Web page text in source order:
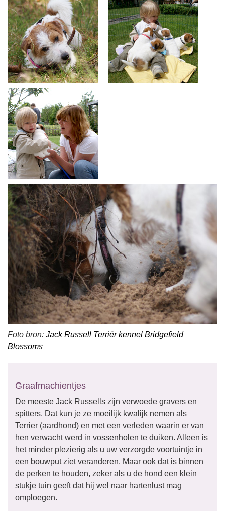
Foto bron: Jack Russell Terriër kennel Bridgefield
Blossoms
Graafmachientjes
De meeste Jack Russells zijn verwoede gravers en
spitters. Dat kun je ze moeilijk kwalijk nemen als
Terrier (aardhond) en met een verleden waarin er van
hen verwacht werd in vossenholen te duiken. Alleen is
het minder plezierig als u uw verzorgde voortuintje in
een bouwput ziet veranderen. Maar ook dat is binnen
de perken te houden, zeker als u de hond een klein
stukje tuin geeft dat hij wel naar hartenlust mag
omploegen.